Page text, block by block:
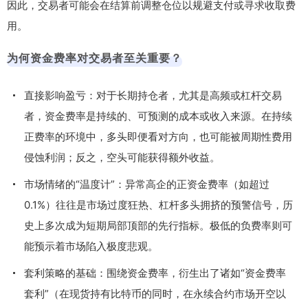
因此，交易者可能会在结算前调整仓位以规避支付或寻求收取费
用。
为何资金费率对交易者至关重要？
直接影响盈亏：对于长期持仓者，尤其是高频或杠杆交易
者，资金费率是持续的、可预测的成本或收入来源。在持续
正费率的环境中，多头即便看对方向，也可能被周期性费用
侵蚀利润；反之，空头可能获得额外收益。
市场情绪的“温度计”：异常高企的正资金费率（如超过
0.1%）往往是市场过度狂热、杠杆多头拥挤的预警信号，历
史上多次成为短期局部顶部的先行指标。极低的负费率则可
能预示着市场陷入极度悲观。
套利策略的基础：围绕资金费率，衍生出了诸如“资金费率
套利”（在现货持有比特币的同时，在永续合约市场开空以